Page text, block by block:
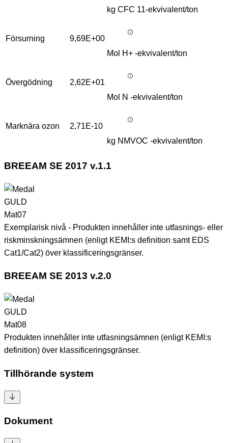
kg CFC 11-ekvivalent/ton
Försurning
9,69E+00
Mol H+ -ekvivalent/ton
Övergödning
2,62E+01
Mol N -ekvivalent/ton
Marknära ozon
2,71E-10
kg NMVOC -ekvivalent/ton
BREEAM SE 2017 v.1.1
GULD
Mat07
Exemplarisk nivå - Produkten innehåller inte utfasnings- eller
riskminskningsämnen (enligt KEMI:s definition samt EDS
Cat1/Cat2) över klassificeringsgränser.
BREEAM SE 2013 v.2.0
GULD
Mat08
Produkten innehåller inte utfasningsämnen (enligt KEMI:s
definition) över klassificeringsgränser.
Tillhörande system
Dokument